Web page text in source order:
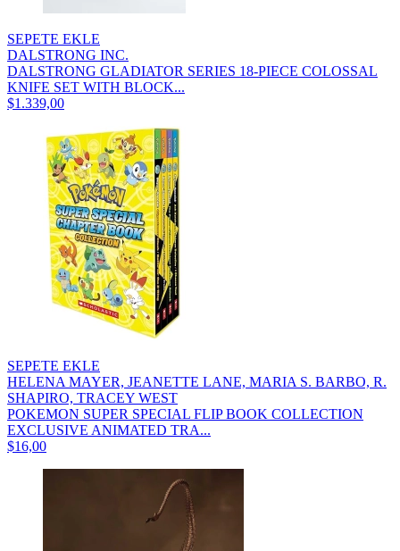
SEPETE EKLE
DALSTRONG INC.
DALSTRONG GLADIATOR SERIES 18-PIECE COLOSSAL
KNIFE SET WITH BLOCK...
$1.339,00
SEPETE EKLE
HELENA MAYER, JEANETTE LANE, MARIA S. BARBO, R.
SHAPIRO, TRACEY WEST
POKEMON SUPER SPECIAL FLIP BOOK COLLECTION
EXCLUSIVE ANIMATED TRA...
$16,00